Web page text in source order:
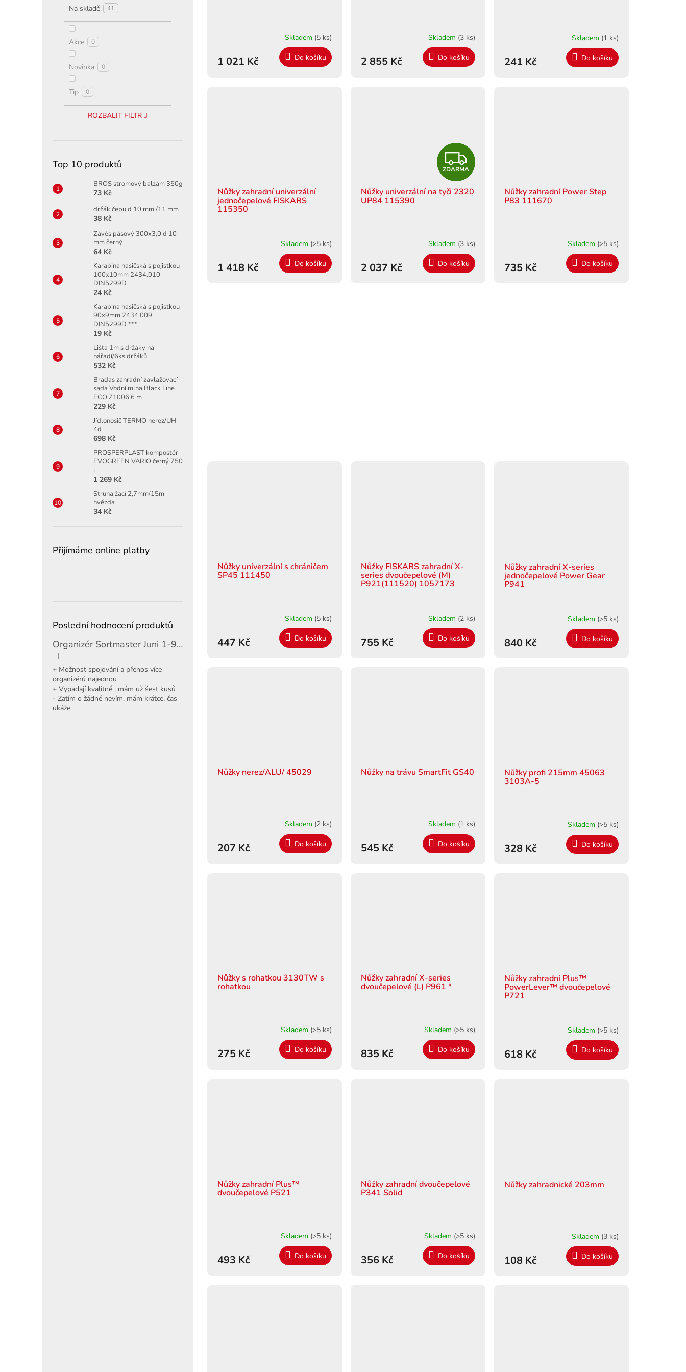
Na skladě 41
Akce 0
Novinka 0
Tip 0
ROZBALIT FILTR
Top 10 produktů
BROS stromový balzám 350g
73 Kč
držák čepu d 10 mm /11 mm
38 Kč
Závěs pásový 300x3,0 d 10
mm černý
64 Kč
Karabina hasičská s pojistkou
100x10mm 2434.010
DIN5299D
24 Kč
Karabina hasičská s pojistkou
90x9mm 2434.009
DIN5299D ***
19 Kč
Lišta 1m s držáky na
nářadí/6ks držáků
532 Kč
Bradas zahradní zavlažovací
sada Vodní mlha Black Line
ECO Z1006 6 m
229 Kč
Jídlonosič TERMO nerez/UH
4d
698 Kč
PROSPERPLAST kompostér
EVOGREEN VARIO černý 750
l
1 269 Kč
Struna žací 2,7mm/15m
hvězda
34 Kč
Přijímáme online platby
Poslední hodnocení produktů
Organizér Sortmaster Juni 1-97-483
Hodnocení produktu je 5 z 5 hvězdiček.
|
+ Možnost spojování a přenos více
organizérů najednou
+ Vypadají kvalitně , mám už šest kusů
- Zatím o žádné nevím, mám krátce, čas
ukáže.
Skladem (5 ks)
1 021 Kč Do košíku
M
A
Skladem (3 ks)
2 855 Kč Do košíku
Skladem (1 ks)
241 Kč Do košíku
Nůžky zahradní univerzální
jednočepelové FISKARS
115350
Skladem (>5 ks)
1 418 Kč Do košíku
Z
D
A
M
A
ZDARMA
Nůžky univerzální na tyči 2320
UP84 115390
Skladem (3 ks)
2 037 Kč Do košíku
Nůžky zahradní Power Step
P83 111670
Skladem (>5 ks)
735 Kč Do košíku
Nůžky univerzální s chráničem
SP45 111450
Skladem (5 ks)
447 Kč Do košíku
Nůžky FISKARS zahradní X-
series dvoučepelové (M)
P921(111520) 1057173
Skladem (2 ks)
755 Kč Do košíku
Nůžky zahradní X-series
jednočepelové Power Gear
P941
Skladem (>5 ks)
840 Kč Do košíku
Nůžky nerez/ALU/ 45029
Skladem (2 ks)
207 Kč Do košíku
Nůžky na trávu SmartFit GS40
Skladem (1 ks)
545 Kč Do košíku
Nůžky profi 215mm 45063
3103A-5
Skladem (>5 ks)
328 Kč Do košíku
Nůžky s rohatkou 3130TW s
rohatkou
Skladem (>5 ks)
275 Kč Do košíku
Nůžky zahradní X-series
dvoučepelové (L) P961 *
Skladem (>5 ks)
835 Kč Do košíku
Nůžky zahradní Plus™
PowerLever™ dvoučepelové
P721
Skladem (>5 ks)
618 Kč Do košíku
Nůžky zahradní Plus™
dvoučepelové P521
Skladem (>5 ks)
493 Kč Do košíku
Nůžky zahradní dvoučepelové
P341 Solid
Skladem (>5 ks)
356 Kč Do košíku
Nůžky zahradnické 203mm
Skladem (3 ks)
108 Kč Do košíku